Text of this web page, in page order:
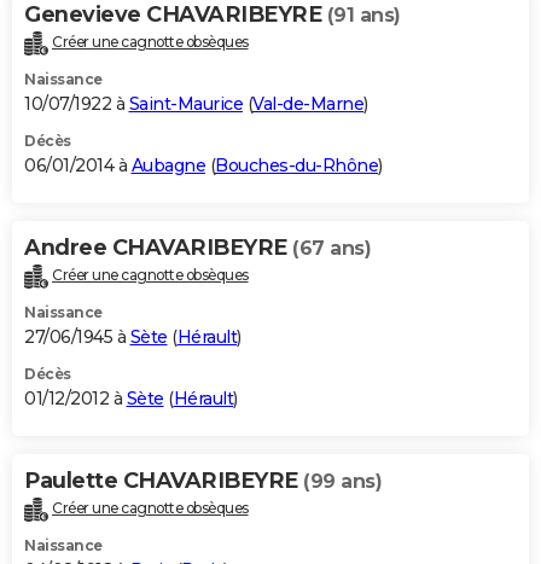
Genevieve CHAVARIBEYRE (91 ans)
Créer une cagnotte obsèques
Naissance
10/07/1922 à Saint-Maurice (Val-de-Marne)
Décès
06/01/2014 à Aubagne (Bouches-du-Rhône)
Andree CHAVARIBEYRE (67 ans)
Créer une cagnotte obsèques
Naissance
27/06/1945 à Sète (Hérault)
Décès
01/12/2012 à Sète (Hérault)
Paulette CHAVARIBEYRE (99 ans)
Créer une cagnotte obsèques
Naissance